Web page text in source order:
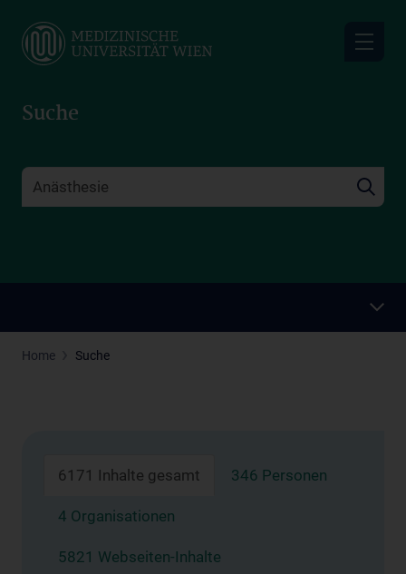
main
Suche
Home Suche
6171 Inhalte gesamt 346 Personen
4 Organisationen
5821 Webseiten-Inhalte